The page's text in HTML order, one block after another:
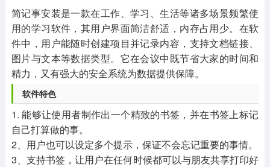
简记事安装是一款在工作、学习、生活等诸多场景频繁使
用的学习软件，其用户界面简洁舒适，内存占用少。在软
件中，用户能随时创建项目并记录内容，支持文档链接、
图片与文本等数据类型。它在会议中既节省大家的时间和
精力，又有强大的安全系统为数据提供保障。
软件特色
1. 能够让使用者制作出一个精致的书签，并在书签上标记
自己打算做的事。
2、用户也可以设定多个提示，保证不会忘记重要的事情。
3、支持书签，让用户在任何时候都可以与朋友共享打印好